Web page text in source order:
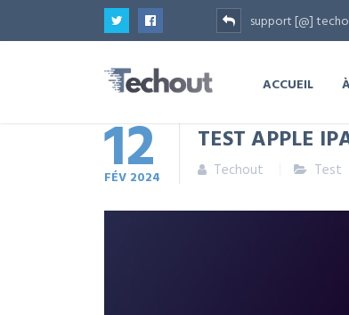
support [@]
ACCUEIL
12
FÉV 2024
TEST APPLE
Techout Test